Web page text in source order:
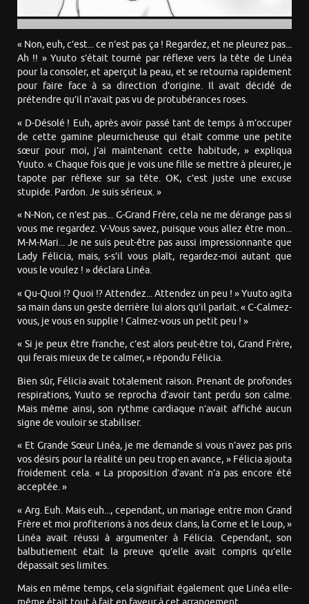
« Non, euh, c’est... ce n’est pas ça ! Regardez, et ne pleurez pas...
Ah !! » Yuuto s’était tourné par réflexe vers la tête de Linéa
pour la consoler, et aperçut la peau, et se retourna rapidement
pour faire face à sa direction d’origine. Il avait décidé de
prétendre qu’il n’avait pas vu de protubérances roses.
« D-Désolé ! Euh, après avoir passé tant de temps à m’occuper
de cette gamine pleurnicheuse qui était comme une petite
sœur pour moi, j’ai maintenant cette habitude, » expliqua
Yuuto. « Chaque fois que je vois une fille se mettre à pleurer, je
tapote par réflexe sur sa tête. OK, c’est juste une excuse
stupide. Pardon. Je suis sérieux. »
« N-Non, ce n’est pas... G-Grand Frère, cela ne me dérange pas si
vous me regardez. V-Vous savez, puisque vous allez être mon...
M-M-Mari... Je ne suis peut-être pas aussi impressionnante que
Lady Félicia, mais, s-s’il vous plaît, regardez-moi autant que
vous le voulez ! » déclara Linéa.
« Qu-Quoi !? Quoi !? Attendez... Attendez un peu ! » Yuuto agita
sa main dans un geste derrière lui alors qu’il parlait. « C-Calmez-
vous, je vous en supplie ! Calmez-vous un petit peu ! »
« Si je peux être franche, c’est alors peut-être toi, Grand Frère,
qui ferais mieux de te calmer, » répondu Félicia.
Bien sûr, Félicia avait totalement raison. Prenant de profondes
respirations, Yuuto se reprocha d’avoir tant perdu son calme.
Mais même ainsi, son rythme cardiaque n’avait affiché aucun
signe de vouloir se stabiliser.
« Et Grande Sœur Linéa, je me demande si vous n’avez pas pris
vos désirs pour la réalité un peu trop en avance, » Félicia ajouta
froidement cela. « La proposition d’avant n’a pas encore été
acceptée. »
« Arg. Euh. Mais euh..., cependant, un mariage entre mon Grand
Frère et moi profiterions à nos deux clans, la Corne et le Loup, »
Linéa avait réussi à argumenter à Félicia. Cependant, son
balbutiement était la preuve qu’elle avait compris qu’elle
dépassait ses limites.
Mais en même temps, cela signifiait également que Linéa elle-